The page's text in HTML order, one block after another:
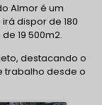
Almor é um
dispor de 180
19 500m2.
destacando o
trabalho desde o